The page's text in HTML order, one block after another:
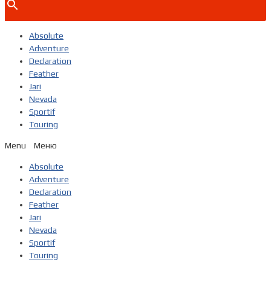
Absolute
Adventure
Declaration
Feather
Jari
Nevada
Sportif
Touring
Menu
Absolute
Adventure
Declaration
Feather
Jari
Nevada
Sportif
Touring